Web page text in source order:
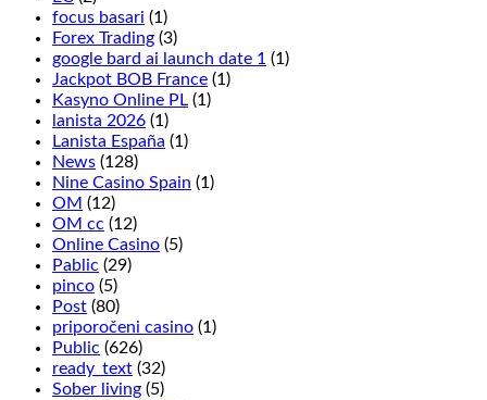
focus basari (1)
Forex Trading (3)
google bard ai launch date 1 (1)
Jackpot BOB France (1)
Kasyno Online PL (1)
lanista 2026 (1)
Lanista España (1)
News (128)
Nine Casino Spain (1)
OM (12)
OM cc (12)
Online Casino (5)
Pablic (29)
pinco (5)
Post (80)
priporočeni casino (1)
Public (626)
ready_text (32)
Sober living (5)